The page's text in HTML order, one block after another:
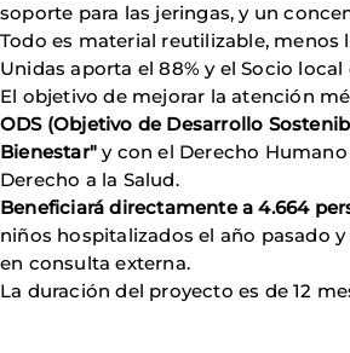
soporte para las jeringas, y un
Todo es material reutilizable, menos
Unidas aporta el 88% y el Socio local
El objetivo de mejorar la atención
ODS (Objetivo de Desarrollo
Bienestar"y con el Derecho
Derecho a la Salud.
Beneficiará directamente a 4.664
niños hospitalizados el año pasado y
en consulta externa.
La duración del proyecto es de 12